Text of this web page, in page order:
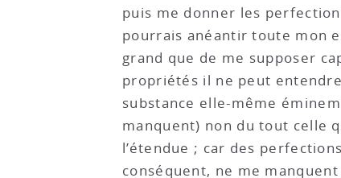
puis me donner les
pourrais anéantir toute mon
grand que de me supposer
propriétés il ne peut
substance elle-même
manquent) non du tout celle
l’étendue ; car des
conséquent, ne me